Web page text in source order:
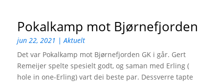
Pokalkamp mot Bjørnefjorden
jun 22, 2021 |Aktuelt
Det var Pokalkamp mot Bjørnefjorden GK i går. Gert
Remeijer spelte spesielt godt, og saman med Erling (
hole in one-Erling) vart dei beste par. Dessverre tapte